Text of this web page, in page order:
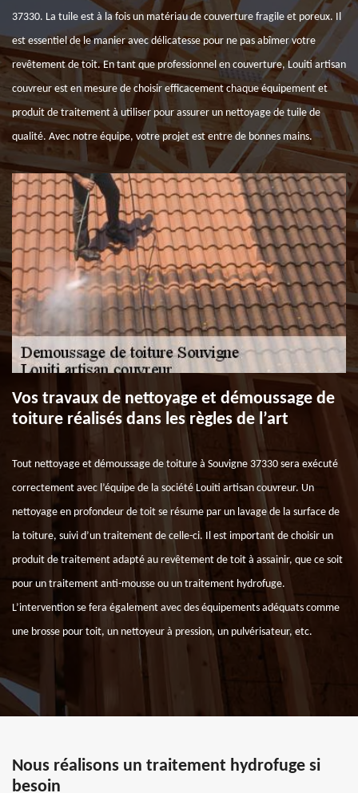
37330. La tuile est à la fois un matériau de couverture fragile et poreux. Il
est essentiel de le manier avec délicatesse pour ne pas abîmer votre
revêtement de toit. En tant que professionnel en couverture, Louiti artisan
couvreur est en mesure de choisir efficacement chaque équipement et
produit de traitement à utiliser pour assurer un nettoyage de tuile de
qualité. Avec notre équipe, votre projet est entre de bonnes mains.
Vos travaux de nettoyage et démoussage de
toiture réalisés dans les règles de l’art
Tout nettoyage et démoussage de toiture à Souvigne 37330 sera exécuté
correctement avec l’équipe de la société Louiti artisan couvreur. Un
nettoyage en profondeur de toit se résume par un lavage de la surface de
la toiture, suivi d’un traitement de celle-ci. Il est important de choisir un
produit de traitement adapté au revêtement de toit à assainir, que ce soit
pour un traitement anti-mousse ou un traitement hydrofuge.
L’intervention se fera également avec des équipements adéquats comme
une brosse pour toit, un nettoyeur à pression, un pulvérisateur, etc.
Nous réalisons un traitement hydrofuge si
besoin